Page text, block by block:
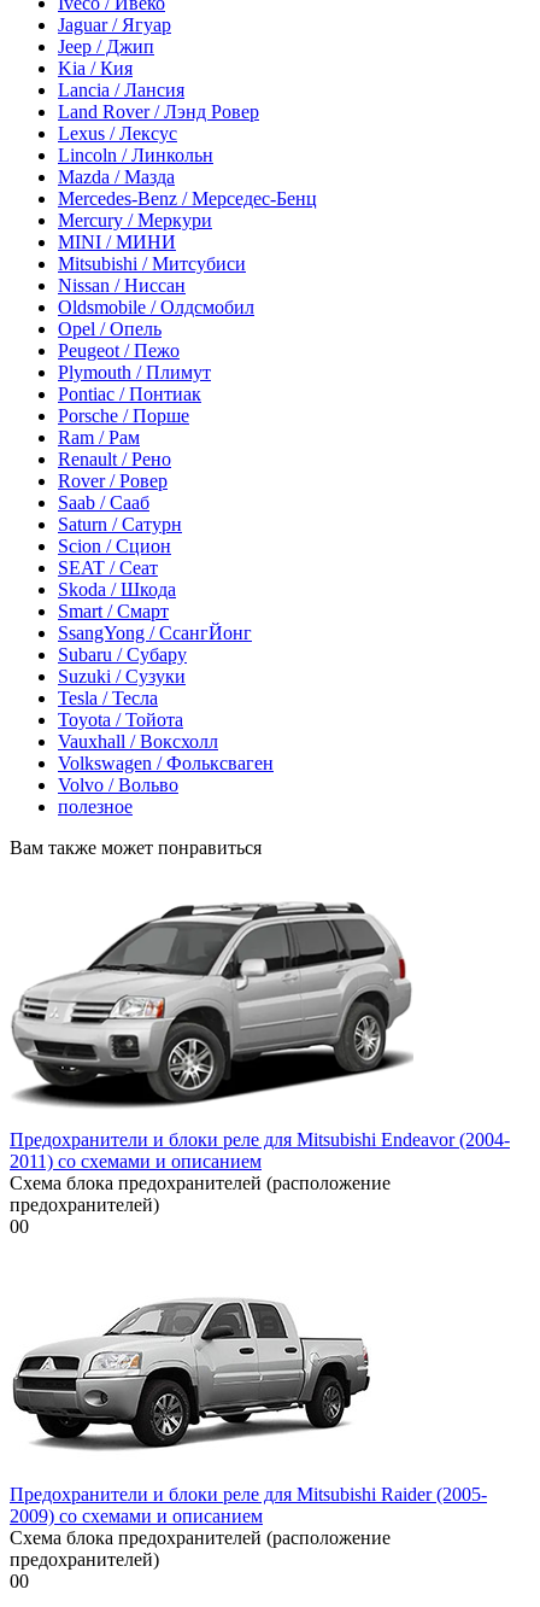
Jaguar / Ягуар
Jeep / Джип
Kia / Кия
Lancia / Лансия
Land Rover / Лэнд Ровер
Lexus / Лексус
Lincoln / Линкольн
Mazda / Мазда
Mercedes-Benz / Мерседес-Бенц
Mercury / Меркури
MINI / МИНИ
Mitsubishi / Митсубиси
Nissan / Ниссан
Oldsmobile / Олдсмобил
Opel / Опель
Peugeot / Пежо
Plymouth / Плимут
Pontiac / Понтиак
Porsche / Порше
Ram / Рам
Renault / Рено
Rover / Ровер
Saab / Сааб
Saturn / Сатурн
Scion / Сцион
SEAT / Сеат
Skoda / Шкода
Smart / Смарт
SsangYong / СсангЙонг
Subaru / Субару
Suzuki / Сузуки
Tesla / Тесла
Toyota / Тойота
Vauxhall / Воксхолл
Volkswagen / Фольксваген
Volvo / Вольво
полезное
Вам также может понравиться
Предохранители и блоки реле для Mitsubishi Endeavor (2004-
2011) со схемами и описанием
Схема блока предохранителей (расположение
предохранителей)
00
Предохранители и блоки реле для Mitsubishi Raider (2005-
2009) со схемами и описанием
Схема блока предохранителей (расположение
предохранителей)
00